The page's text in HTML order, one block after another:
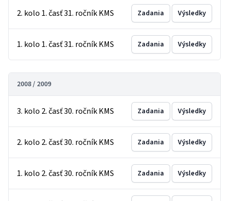
2. kolo 1. časť 31. ročník KMS Zadania Výsledky
1. kolo 1. časť 31. ročník KMS Zadania Výsledky
2008 / 2009
3. kolo 2. časť 30. ročník KMS Zadania Výsledky
2. kolo 2. časť 30. ročník KMS Zadania Výsledky
1. kolo 2. časť 30. ročník KMS Zadania Výsledky